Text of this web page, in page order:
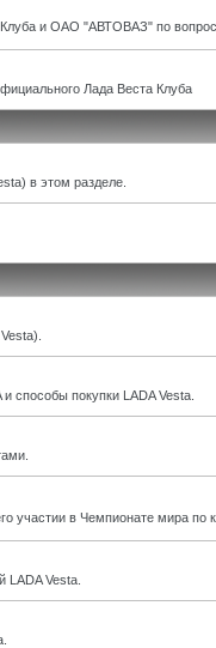
и ОАО "АВТОВАЗ" по
Лада Веста Клуба
в этом разделе.
способы покупки LADA Vesta.
участии в Чемпионате мира по
LADA Vesta.